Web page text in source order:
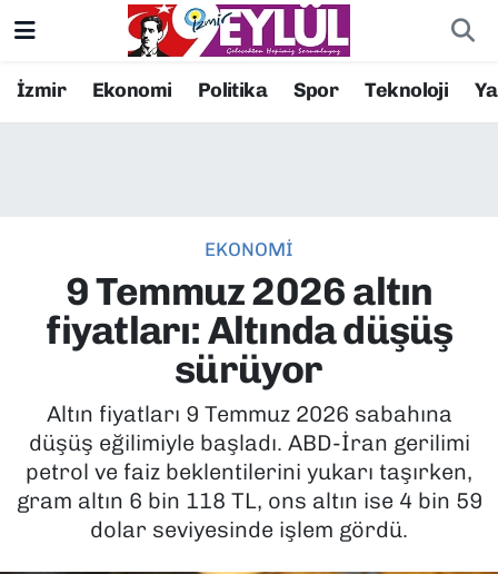
İzmir Ekonomi Politika Spor Teknoloji
EKONOMİ
9 Temmuz 2026 altın
fiyatları: Altında düşüş
sürüyor
Altın fiyatları 9 Temmuz 2026 sabahına
düşüş eğilimiyle başladı. ABD-İran gerilimi
petrol ve faiz beklentilerini yukarı taşırken,
gram altın 6 bin 118 TL, ons altın ise 4 bin 59
dolar seviyesinde işlem gördü.
Resmi İlanlar
EKONOMİ
KÜLTÜR SANAT
MAGAZİN
POLİTİKA
SAĞLIK
Konak Nöbetçi Eczaneler
Süper Lig Puan Durumu ve Fikstür
Tüm Manşetler
Son Dakika Haberleri
Haber Arşivi